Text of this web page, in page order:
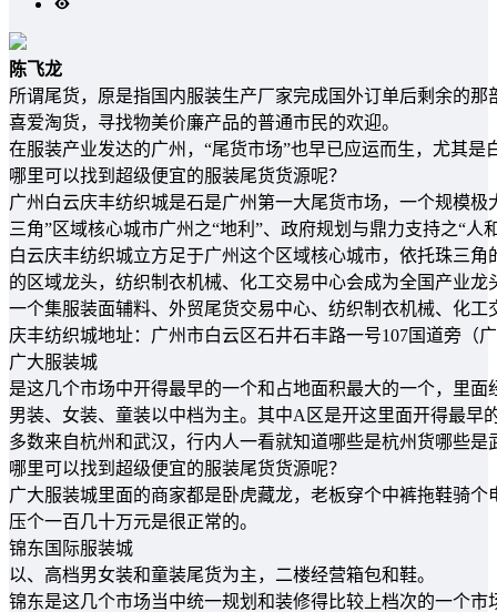
陈飞龙
所谓尾货，原是指国内服装生产厂家完成国外订单后剩余的
喜爱淘货，寻找物美价廉产品的普通市民的欢迎。
在服装产业发达的广州，“尾货市场”也早已应运而生，尤其
哪里可以找到超级便宜的服装尾货货源呢？
广州白云庆丰纺织城是石是广州第一大尾货市场，一个规模
三角”区域核心城市广州之“地利”、政府规划与鼎力支持之“人
白云庆丰纺织城立方足于广州这个区域核心城市，依托珠三
的区域龙头，纺织制衣机械、化工交易中心会成为全国产业
一个集服装面辅料、外贸尾货交易中心、纺织制衣机械、化
庆丰纺织城地址：广州市白云区石井石丰路一号107国道旁（
广大服装城
是这几个市场中开得最早的一个和占地面积最大的一个，里
男装、女装、童装以中档为主。其中A区是开这里面开得最
多数来自杭州和武汉，行内人一看就知道哪些是杭州货哪些是
哪里可以找到超级便宜的服装尾货货源呢？
广大服装城里面的商家都是卧虎藏龙，老板穿个中裤拖鞋骑
压个一百几十万元是很正常的。
锦东国际服装城
以、高档男女装和童装尾货为主，二楼经营箱包和鞋。
锦东是这几个市场当中统一规划和装修得比较上档次的一个